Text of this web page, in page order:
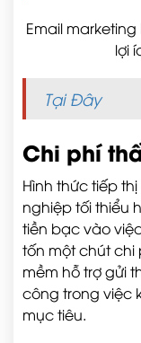
Email
lợi
Tại Đây
Chi phí
Hình thức tiếp thị
nghiệp tối thiểu
tiền bạc vào
tốn một chút
mềm hỗ trợ gửi
công trong việc
mục tiêu.